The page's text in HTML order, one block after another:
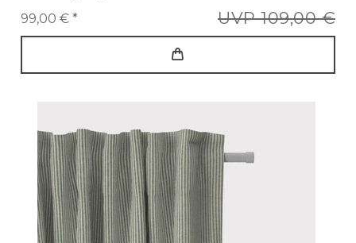
UVP 109,00 €
99,00 € *